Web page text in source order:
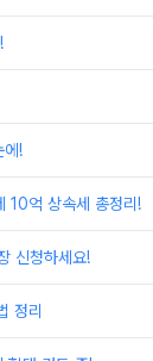
에!
10억 상속세 총정리!
신청하세요!
정리